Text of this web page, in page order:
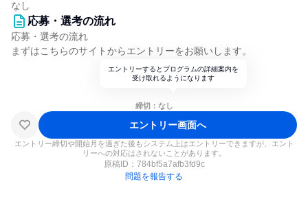
なし
応募・選考の流れ
応募・選考の流れ
まずはこちらのサイトからエントリーをお願いします。
エントリーするとプログラムの詳細案内を
受け取れるようになります
締切：なし
エントリー画面へ
エントリー締切や開始月を過ぎた後もシステム上はエントリーできますが、エント
リーへの対応はされないことがあります。
原稿ID： 784bf5a7afb3fd9c
問題を報告する